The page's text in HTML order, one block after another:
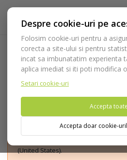
Despre cookie-uri pe
Folosim cookie-uri pentru a
corecta a site-ului si pentru
incat sa imbunatatim experienta
aplica imediat si iti poti modifica
Setari cookie-uri
Accepta toate
Accepta doar cookie-
Departatoare
Acasa Instrumentar
Departatoare
(United States).